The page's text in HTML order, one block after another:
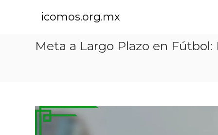
icomos.org.mx
Meta a Largo Plazo en